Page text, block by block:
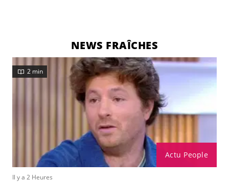
NEWS FRAÎCHES
Actu People
2 min
Il y a 2 Heures